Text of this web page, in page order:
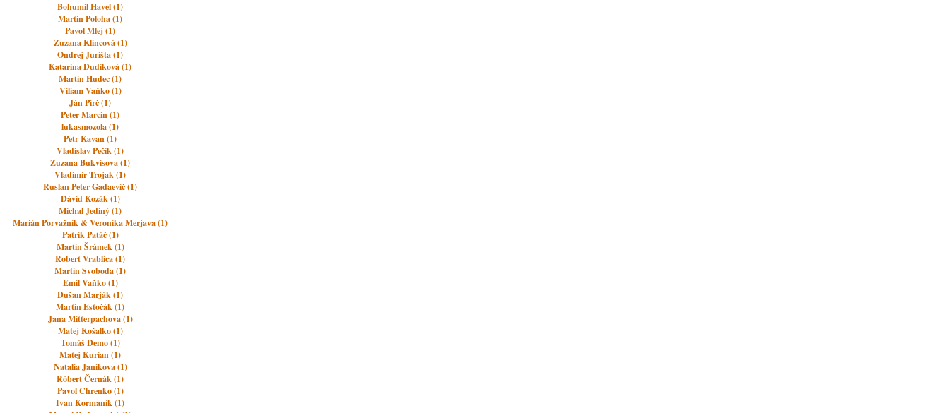
Bohumil Havel (1)
Martin Poloha (1)
Pavol Mlej (1)
Zuzana Klincová (1)
Ondrej Jurišta (1)
Katarína Dudíková (1)
Martin Hudec (1)
Viliam Vaňko (1)
Ján Pirč (1)
Peter Marcin (1)
lukasmozola (1)
Petr Kavan (1)
Vladislav Pečík (1)
Zuzana Bukvisova (1)
Vladimir Trojak (1)
Ruslan Peter Gadaevič (1)
Dávid Kozák (1)
Michal Jediný (1)
Marián Porvažník & Veronika Merjava (1)
Patrik Patáč (1)
Martin Šrámek (1)
Robert Vrablica (1)
Martin Svoboda (1)
Emil Vaňko (1)
Dušan Marják (1)
Martin Estočák (1)
Jana Mitterpachova (1)
Matej Košalko (1)
Tomáš Demo (1)
Matej Kurian (1)
Natalia Janikova (1)
Róbert Černák (1)
Pavol Chrenko (1)
Ivan Kormaník (1)